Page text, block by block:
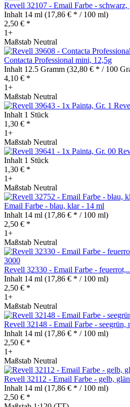
Revell 32107 - Email Farbe - schwarz,
Inhalt 14 ml (17,86 € * / 100 ml)
2,50 € *
1+
Maßstab Neutral
Contacta Professional mini, 12,5g
Inhalt 12.5 Gramm (32,80 € * / 100
4,10 € *
1+
Maßstab Neutral
Inhalt 1 Stück
1,30 € *
1+
Maßstab Neutral
Inhalt 1 Stück
1,30 € *
1+
Maßstab Neutral
Email Farbe - blau, klar - 14 ml
Inhalt 14 ml (17,86 € * / 100 ml)
2,50 € *
1+
Maßstab Neutral
Revell 32330 - Email Farbe -
Inhalt 14 ml (17,86 € * / 100 ml)
2,50 € *
1+
Maßstab Neutral
Revell 32148 - Email Farbe - seegrün,
Inhalt 14 ml (17,86 € * / 100 ml)
2,50 € *
1+
Maßstab Neutral
Revell 32112 - Email Farbe - gelb,
Inhalt 14 ml (17,86 € * / 100 ml)
2,50 € *